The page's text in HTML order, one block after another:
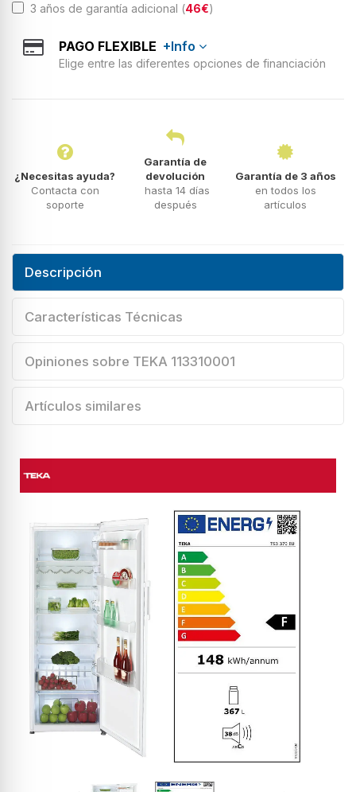
3 años de garantía adicional (46€)
PAGO FLEXIBLE +Info
Elige entre las diferentes opciones de financiación
¿Necesitas ayuda?
Contacta con
soporte
Garantía de
devolución
hasta 14 días
después
Garantía de 3 años
en todos los
artículos
Descripción
Características Técnicas
Opiniones sobre TEKA 113310001
Artículos similares